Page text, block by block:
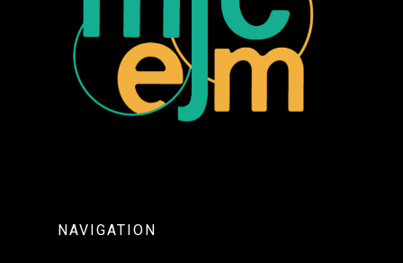
NAVIGATION